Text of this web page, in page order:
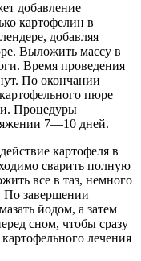
добавление
картофелин в
добавляя
Выложить массу в
Время проведения
По окончании
пюре
Процедуры
7—10 дней.
картофеля в
сварить полную
все в таз, немного
По завершении
йодом, а затем
сном, чтобы сразу
лечения